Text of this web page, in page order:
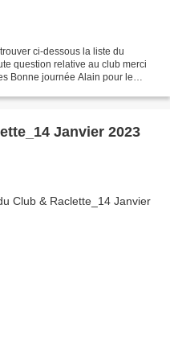
ci-dessous la liste du
question relative au club merci
Bonne journée Alain pour le
Janvier 2023